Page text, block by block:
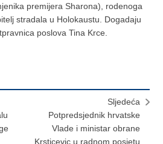
premijera Sharona), rodenoga
stradala u Holokaustu. Dogadaju
poslova Tina Krce.
Sljedeća
Potpredsjednik hrvatske
Vlade i ministar obrane
Krsticevic u radnom posjetu